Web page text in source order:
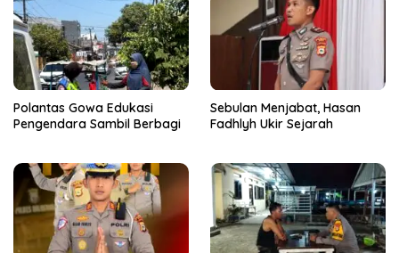
Polantas Gowa Edukasi
Pengendara Sambil Berbagi
Sebulan Menjabat, Hasan
Fadhlyh Ukir Sejarah